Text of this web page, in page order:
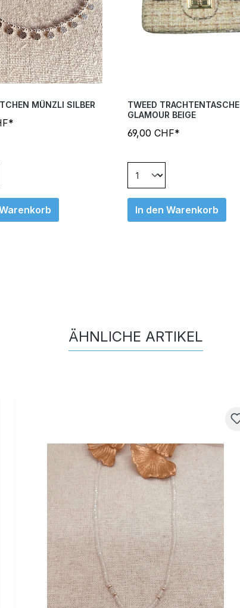
MÜNZLI SILBER
TWEED TRACHTENTASCHE
GLAMOUR BEIGE
69,00 CHF*
In den Warenkorb
ÄHNLICHE ARTIKEL